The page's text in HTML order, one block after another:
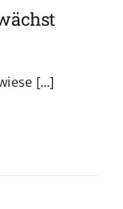
[...]